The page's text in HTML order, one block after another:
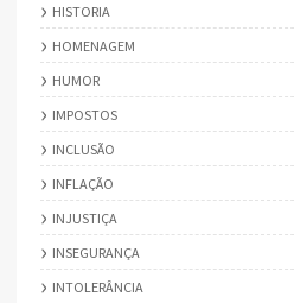
HISTORIA
HOMENAGEM
HUMOR
IMPOSTOS
INCLUSÃO
INFLAÇÃO
INJUSTIÇA
INSEGURANÇA
INTOLERÂNCIA